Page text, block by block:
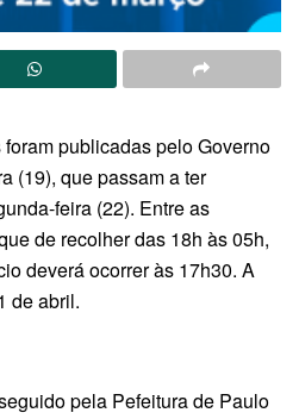
publicadas pelo Governo
(19), que passam a ter
feira (22). Entre as
de recolher das 18h às 05h,
deverá ocorrer às 17h30. A
de abril.
pela Pefeitura de Paulo